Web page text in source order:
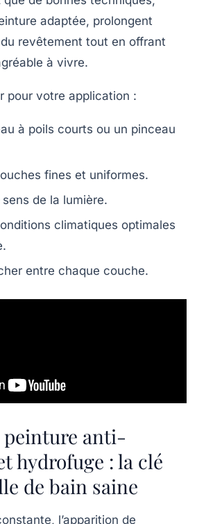
adaptée, prolongent
revêtement tout en offrant
à vivre.
pour votre application :
à poils courts ou un pinceau
fines et uniformes.
de la lumière.
climatiques optimales
entre chaque couche.
peinture anti-
hydrofuge : la clé
de bain saine
l’apparition de